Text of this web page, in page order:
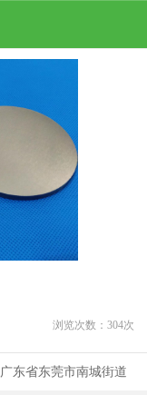
浏览次数： 304次
广东省东莞市南城街道